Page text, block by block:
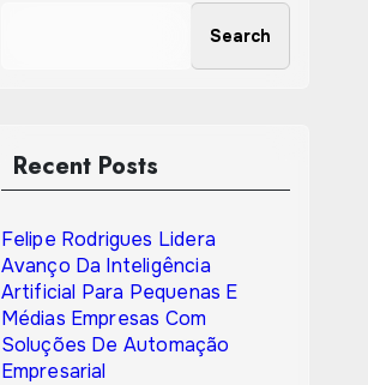
Search
Recent Posts
Felipe Rodrigues Lidera
Avanço Da Inteligência
Artificial Para Pequenas E
Médias Empresas Com
Soluções De Automação
Empresarial